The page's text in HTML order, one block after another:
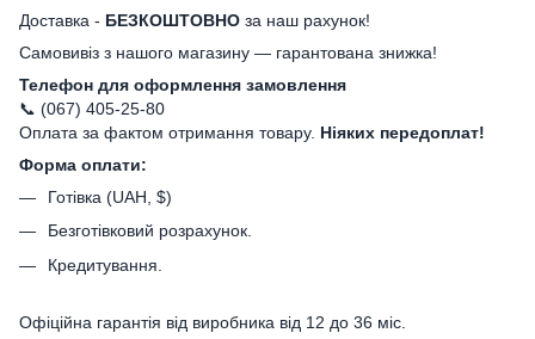
Доставка - БЕЗКОШТОВНО за наш рахунок!
Самовивіз з нашого магазину — гарантована знижка!
Телефон для оформлення замовлення
📞 (067) 405-25-80
Оплата за фактом отримання товару. Ніяких передоплат!
Форма оплати:
Готівка (UAH, $)
Безготівковий розрахунок.
Кредитування.
Офіційна гарантія від виробника від 12 до 36 міс.